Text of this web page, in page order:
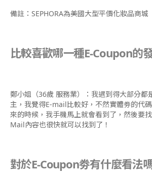
備註：SEPHORA為美國大型平價化妝品商城
比較喜歡哪一種E-Coupon的
鄭小姐（36歲 服務業）：我遇到得大部分都
主，我覺得E-mail比較好，不然實體劵的代
來的時候，我手機馬上就會看到了，然後要
Mail內容也很快就可以找到了！
對於E-Coupon劵有什麼看法